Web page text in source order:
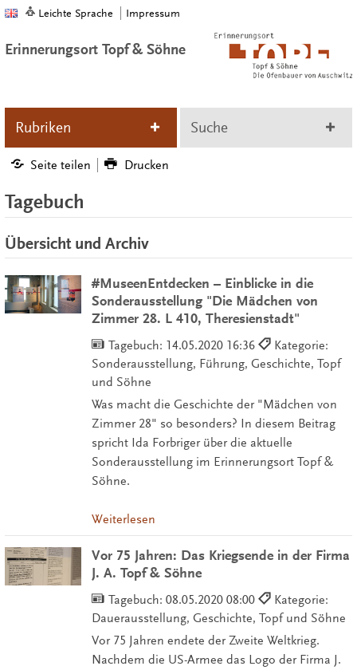
Leichte Sprache Impressum
Erinnerungsort Topf & Söhne
Rubriken Suche
Seite teilen Drucken
Tagebuch
Übersicht und Archiv
#MuseenEntdecken – Einblicke in die
Sonderausstellung "Die Mädchen von
Zimmer 28. L 410, Theresienstadt"
Tagebuch: 14.05.2020 16:36
Kategorie:
Sonderausstellung, Führung, Geschichte, Topf
und Söhne
Was macht die Geschichte der "Mädchen von
Zimmer 28" so besonders? In diesem Beitrag
spricht Ida Forbriger über die aktuelle
Sonderausstellung im Erinnerungsort Topf &
Söhne.
Weiterlesen
Vor 75 Jahren: Das Kriegsende in der Firma
J. A. Topf & Söhne
Tagebuch: 08.05.2020 08:00
Kategorie:
Dauerausstellung, Geschichte, Topf und Söhne
Vor 75 Jahren endete der Zweite Weltkrieg.
Nachdem die US-Armee das Logo der Firma J.